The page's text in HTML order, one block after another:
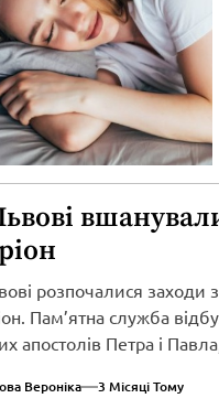
розпочалися заходи
Пам’ятна служба
апостолів Петра і
Вероніка 3 Місяці Тому